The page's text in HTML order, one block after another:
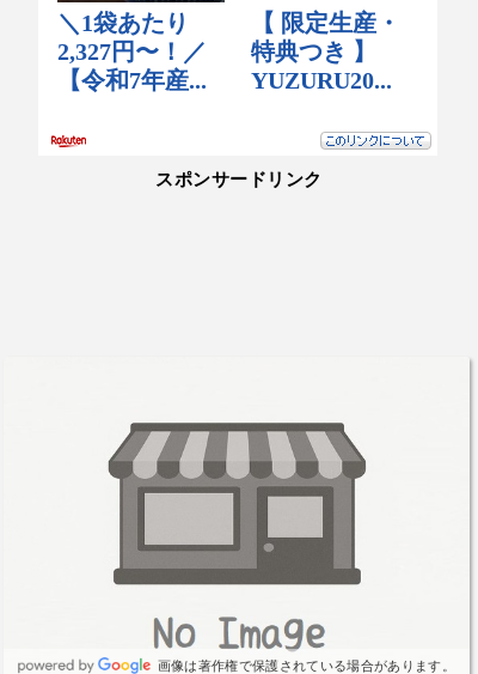
スポンサードリンク
画像は著作権で保護されている場合があります。